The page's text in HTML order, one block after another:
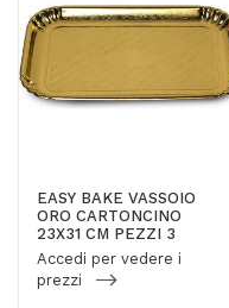
EASY BAKE VASSOIO
ORO CARTONCINO
23X31 CM PEZZI 3
Accedi per vedere i
prezzi